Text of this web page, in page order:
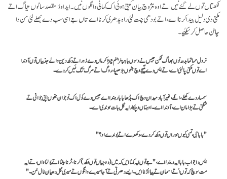
لکھتاں توں لے گئے نیں اتے اوہ نثر وچ بیان کیتی ہوئی اک کہانی وانگوں نیں۔ ایدا وڈا مقصد سانوں تیاگ اتے
مکتی دی دلیل پیدا کرنا اے، اتے بودھی چت لئی راہ پدھری کرنا اے تاں جے اسی سب دے بھلے لئی من دا
چانن حاصل کر سکئیے۔
نرول مہاتما بدھ نوں بھاگ لگن جیس نے وسوں باہر پنر جنم جیہڑا کرماں دے زور اتے دکھ دین والے جذبیاں توں آوندا
اے توں مکتی پا لئی اے، تے ایس دے نتیجے وچ جنہوں بڑھیپا، روگ اتے مرگ تنگ نئیں کردے۔
سمسار دے کھلے، اکلے، غیر آباد میدان وچ اک بڈھا بابا رہندا اے جیس دے کول اک نوجوان جنہوں اپنی جوانی تے
شکتی تے بڑا مان اے، آوندا اے۔ اوہناں وچکار ایہ گل بات ہوندی اے۔
"بابا جی، تسی کیوں ہوراں توں وکھ کردے، دکھدے اتے بولدے او؟"
ایس دا جواب بابا ایہ دیندا اے،"جے توں ایہ کہنا ایں کہ میں (دوجیاں توں وکھ) کرنا، ٹُرنا، ہِلنا اتے بولنا واں، تے ایہ
مت سوچ کہ توں اُتے اسمان تے پیا اُڈنا ایں۔ ایسے دھرتی تے آ جا میرے وانگوں تے میری گل دھیان نال سُن۔"